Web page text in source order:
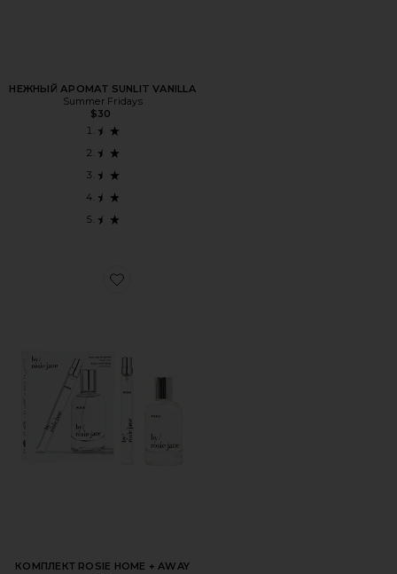
НЕЖНЫЙ АРОМАТ SUNLIT VANILLA
Summer Fridays
$30
Favorite КОМПЛЕКТ ROSIE HOME + AWAY SET
КОМПЛЕКТ ROSIE HOME + AWAY